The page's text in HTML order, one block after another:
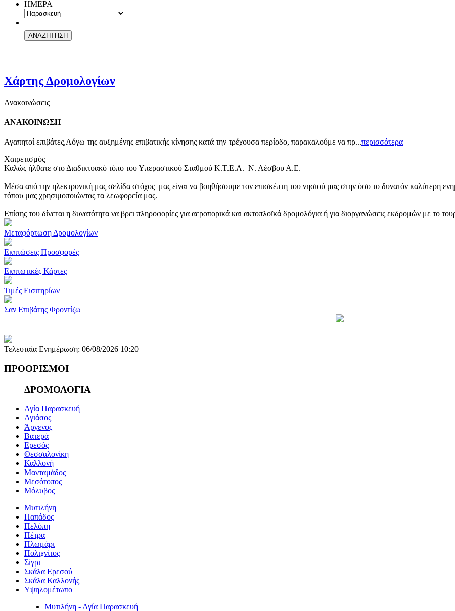
ΗΜΕΡΑ
Χάρτης Δρομολογίων
Ανακοινώσεις
ΑΝΑΚΟΙΝΩΣΗ
Αγαπητοί επιβάτες,Λόγω της αυξημένης επιβατικής κίνησης κατά την τρέχουσα περίοδο, παρακαλούμε να πρ...περισσότερα
Χαιρετισμός
Καλώς ήλθατε στο Διαδικτυακό τόπο του Υπεραστικού Σταθμού Κ.Τ.Ε.Λ. Ν. Λέσβου Α.Ε.
Μέσα από την ηλεκτρονική μας σελίδα στόχος μας είναι να βοηθήσουμε τον επισκέπτη του νησιού μας στην όσο το δυνατόν καλύτερη
τόπου μας χρησιμοποιώντας τα λεωφορεία μας.
Επίσης του δίνεται η δυνατότητα να βρει πληροφορίες για αεροπορικά και ακτοπλοϊκά δρομολόγια ή για διοργανώσεις εκδρομών με το
Μεταφόρτωση Δρομολογίων
Εκπτώσεις Προσφορές
Εκπτωτικές Κάρτες
Τιμές Εισιτηρίων
Σαν Επιβάτης Φροντίζω
Τελευταία Ενημέρωση: 06/08/2026 10:20
ΠΡΟΟΡΙΣΜΟΙ
ΔΡΟΜΟΛΟΓΙΑ
Αγία Παρασκευή
Αγιάσος
Άργενος
Βατερά
Ερεσός
Θεσσαλονίκη
Καλλονή
Μανταμάδος
Μεσότοπος
Μόλυβος
Μυτιλήνη
Παπάδος
Πελόπη
Πέτρα
Πλωμάρι
Πολιχνίτος
Σίγρι
Σκάλα Ερεσού
Σκάλα Καλλονής
Υψηλομέτωπο
Μυτιλήνη - Αγία Παρασκευή